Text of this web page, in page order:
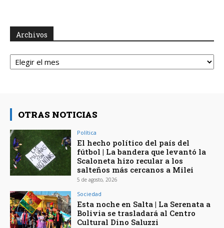
Archivos
Archivos
OTRAS NOTICIAS
Política
El hecho político del país del
fútbol | La bandera que levantó la
Scaloneta hizo recular a los
salteños más cercanos a Milei
5 de agosto, 2026
Sociedad
Esta noche en Salta | La Serenata a
Bolivia se trasladará al Centro
Cultural Dino Saluzzi